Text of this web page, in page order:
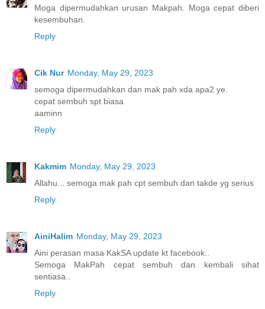
Moga dipermudahkan urusan Makpah. Moga cepat diberi
kesembuhan.
Reply
Cik Nur Monday, May 29, 2023
semoga dipermudahkan dan mak pah xda apa2 ye.
cepat sembuh spt biasa
aaminn
Reply
Kakmim Monday, May 29, 2023
Allahu... semoga mak pah cpt sembuh dan takde yg serius
Reply
AiniHalim Monday, May 29, 2023
Aini perasan masa KakSA update kt facebook..
Semoga MakPah cepat sembuh dan kembali sihat
sentiasa..
Reply